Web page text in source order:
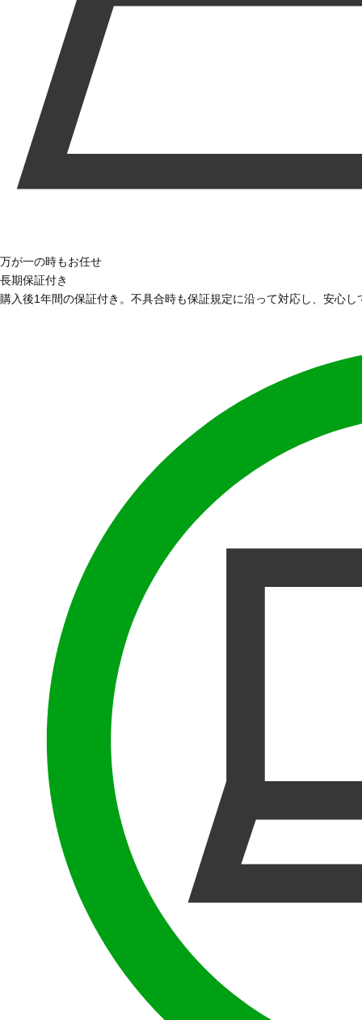
万が一の時もお任せ
長期保証付き
購入後1年間の保証付き。不具合時も保証規定に沿って対応し、安心